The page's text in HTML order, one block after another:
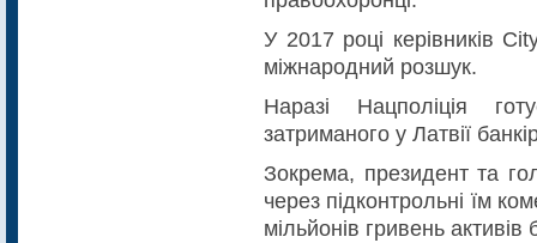
У 2017 році керівників
міжнародний розшук.
Наразі Нацполіція
затриманого у Латвії
Зокрема, президент та
через підконтрольні їм
мільйонів гривень активів